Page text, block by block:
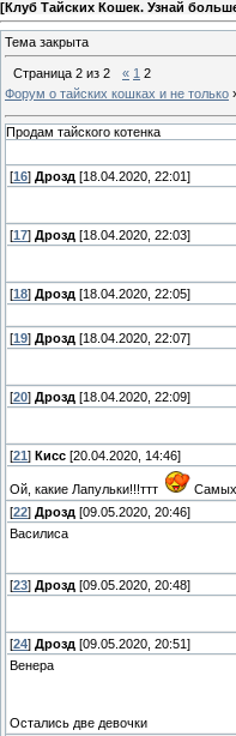
[Клуб Тайских Кошек. Узнай
Тема закрыта
Страница 2 из 2 « 1 2
Форум о тайских кошках и не только
Продам тайского котенка
[16] Дрозд [18.04.2020, 22:01]
[17] Дрозд [18.04.2020, 22:03]
[18] Дрозд [18.04.2020, 22:05]
[19] Дрозд [18.04.2020, 22:07]
[20] Дрозд [18.04.2020, 22:09]
[21] Кисс [20.04.2020, 14:46]
Ой, какие Лапульки!!!ттт
Самых
[22] Дрозд [09.05.2020, 20:46]
Василиса
[23] Дрозд [09.05.2020, 20:48]
[24] Дрозд [09.05.2020, 20:51]
Венера
Остались две девочки